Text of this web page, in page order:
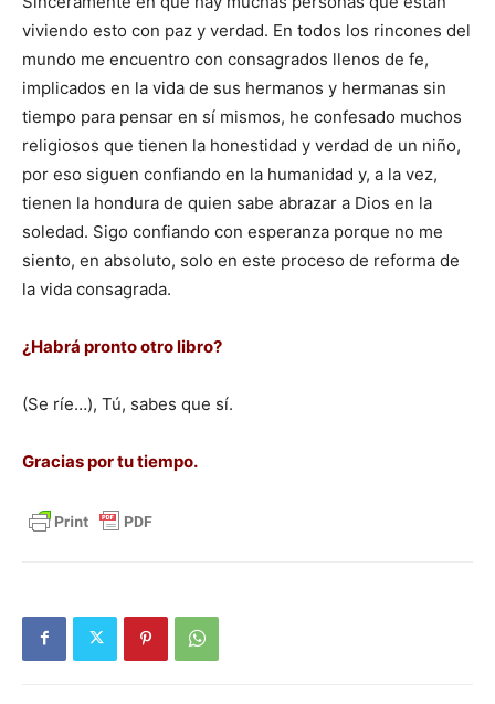
viviendo esto con paz y verdad. En todos los rincones del
mundo me encuentro con consagrados llenos de fe,
implicados en la vida de sus hermanos y hermanas sin
tiempo para pensar en sí mismos, he confesado muchos
religiosos que tienen la honestidad y verdad de un niño,
por eso siguen confiando en la humanidad y, a la vez,
tienen la hondura de quien sabe abrazar a Dios en la
soledad. Sigo confiando con esperanza porque no me
siento, en absoluto, solo en este proceso de reforma de
la vida consagrada.
¿Habrá pronto otro libro?
(Se ríe…), Tú, sabes que sí.
Gracias por tu tiempo.